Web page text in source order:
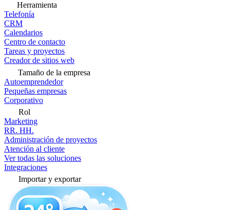
Herramienta
Telefonía
CRM
Calendarios
Centro de contacto
Tareas y proyectos
Creador de sitios web
Tamaño de la empresa
Autoemprendedor
Pequeñas empresas
Corporativo
Rol
Marketing
RR. HH.
Administración de proyectos
Atención al cliente
Ver todas las soluciones
Integraciones
Importar y exportar